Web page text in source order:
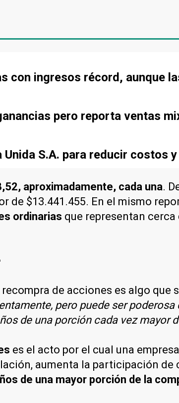
con ingresos récord, aunque
pero reporta ventas
S.A. para reducir costos
aproximadamente, cada una.
de $13.441.455. En el mismo
ordinarias que representan cerca
de acciones es algo que
pero puede ser
de una porción cada vez mayor
es el acto por el cual una
aumenta la participación
de una mayor porción de la